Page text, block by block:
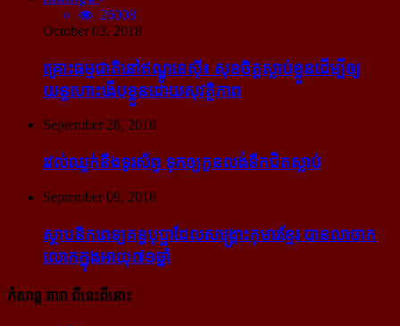
26008
October 03, 2018
គ្រោះធម្មជាតិនៅឥណ្ឌូនេស៊ី៖ សុខចិត្ត​ស្លាប់​ខ្លួន​ដើម្បី​ឲ្យ​
យន្ដហោះ​ងើប​ខ្លួន​ដោយ​សុវត្ថិភាព
September 28, 2018
រវល់​ឈ្លក់​នឹង​ទូរស័ព្ទ ទុក​ឲ្យ​កូន​លង់​ទឹក​ជិត​ស្លាប់
September 09, 2018
ស្ថាបនិក​ពេទ្យ​គន្ធបុប្ផា​ដែល​សង្គ្រោះ​កុមារ​ខ្មែរ​ បាន​លាចាក​
លោក​ក្នុង​អាយុ​៧១ឆ្នាំ
កំសាន្ដ តារា ពីនេះពីនោះ